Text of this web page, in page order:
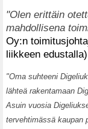
"Olen erittäin
mahdollisena
Oy:n
liikkeen
"Oma suhteeni
lähteä rakentamaan
Asuin vuosia
tervehtimässä kaupan